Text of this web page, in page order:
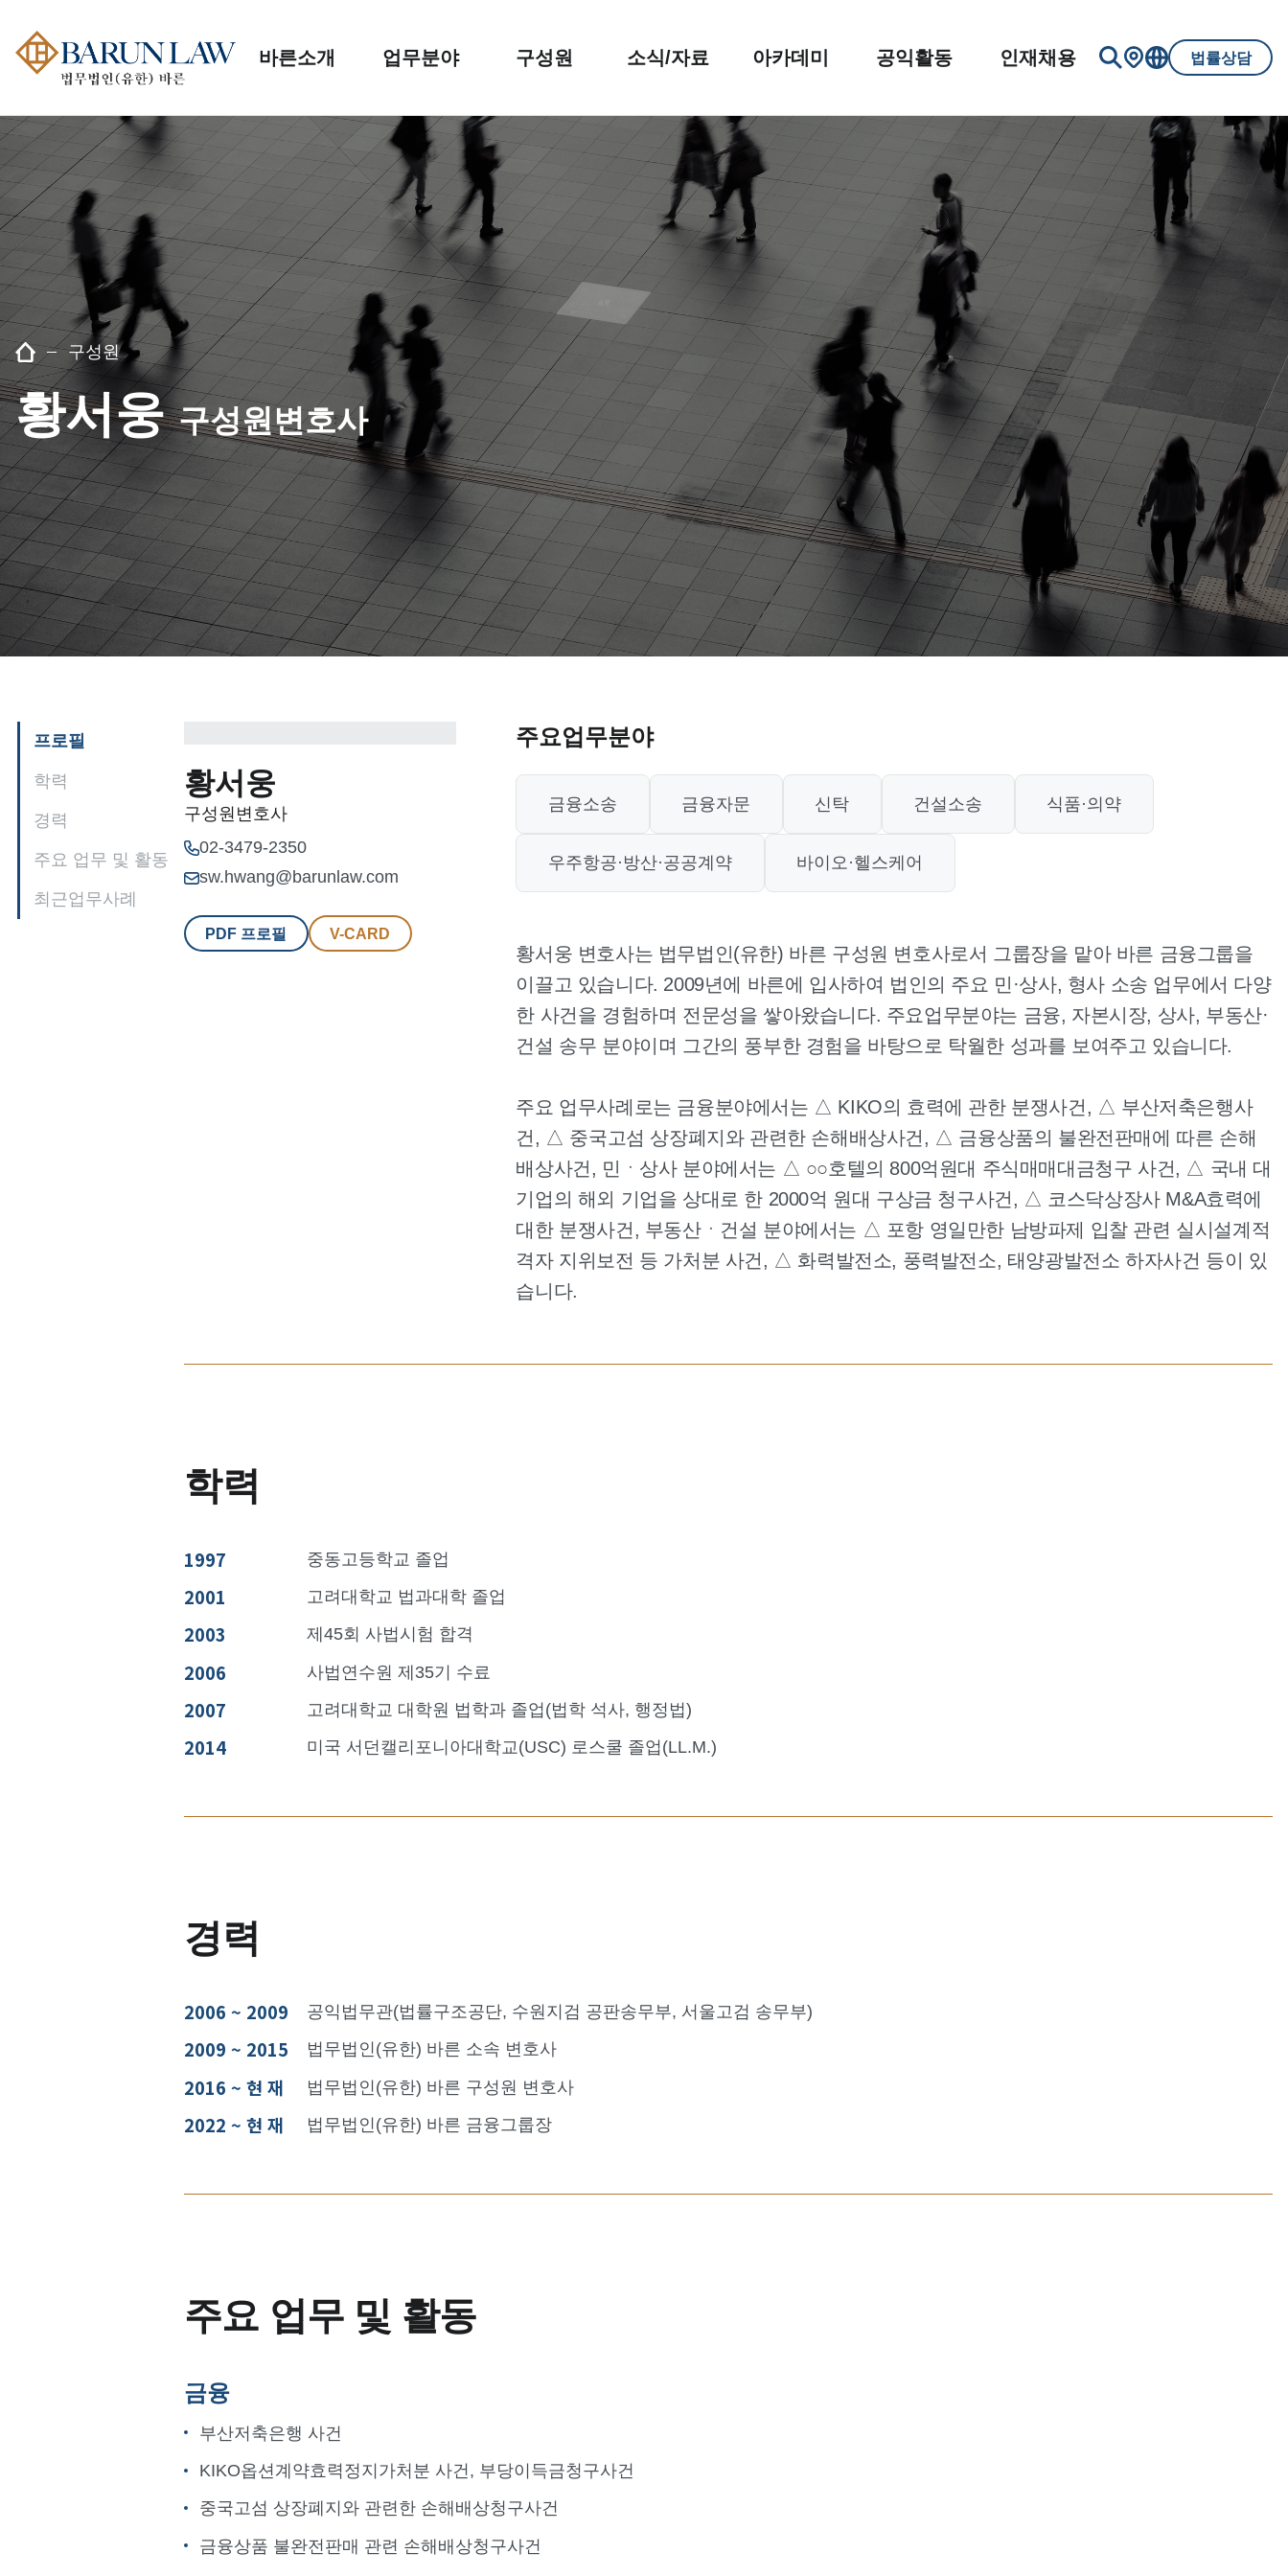
바른소개 업무분야 구성원 소식/자료 아카데미 공익활동 인재채용 법률상담
구성원
황서웅구성원변호사
프로필
학력
경력
주요 업무 및 활동
최근업무사례
황서웅
구성원변호사
02-3479-2350
sw.hwang@barunlaw.com
PDF 프로필 V-CARD
주요업무분야
금융소송 금융자문 신탁 건설소송 식품·의약
우주항공·방산·공공계약 바이오·헬스케어
황서웅 변호사는 법무법인(유한) 바른 구성원 변호사로서 그룹장을 맡아 바른 금융그룹을
이끌고 있습니다. 2009년에 바른에 입사하여 법인의 주요 민·상사, 형사 소송 업무에서 다양
한 사건을 경험하며 전문성을 쌓아왔습니다. 주요업무분야는 금융, 자본시장, 상사, 부동산·
건설 송무 분야이며 그간의 풍부한 경험을 바탕으로 탁월한 성과를 보여주고 있습니다.
주요 업무사례로는 금융분야에서는 △ KIKO의 효력에 관한 분쟁사건, △ 부산저축은행사
건, △ 중국고섬 상장폐지와 관련한 손해배상사건, △ 금융상품의 불완전판매에 따른 손해
배상사건, 민ㆍ상사 분야에서는 △ ○○호텔의 800억원대 주식매매대금청구 사건, △ 국내 대
기업의 해외 기업을 상대로 한 2000억 원대 구상금 청구사건, △ 코스닥상장사 M&A효력에
대한 분쟁사건, 부동산ㆍ건설 분야에서는 △ 포항 영일만한 남방파제 입찰 관련 실시설계적
격자 지위보전 등 가처분 사건, △ 화력발전소, 풍력발전소, 태양광발전소 하자사건 등이 있
습니다.
학력
1997 중동고등학교 졸업
2001 고려대학교 법과대학 졸업
2003 제45회 사법시험 합격
2006 사법연수원 제35기 수료
2007 고려대학교 대학원 법학과 졸업(법학 석사, 행정법)
2014 미국 서던캘리포니아대학교(USC) 로스쿨 졸업(LL.M.)
경력
2006 ~ 2009 공익법무관(법률구조공단, 수원지검 공판송무부, 서울고검 송무부)
2009 ~ 2015 법무법인(유한) 바른 소속 변호사
2016 ~ 현 재 법무법인(유한) 바른 구성원 변호사
2022 ~ 현 재 법무법인(유한) 바른 금융그룹장
주요 업무 및 활동
금융
부산저축은행 사건
KIKO옵션계약효력정지가처분 사건, 부당이득금청구사건
중국고섬 상장폐지와 관련한 손해배상청구사건
금융상품 불완전판매 관련 손해배상청구사건